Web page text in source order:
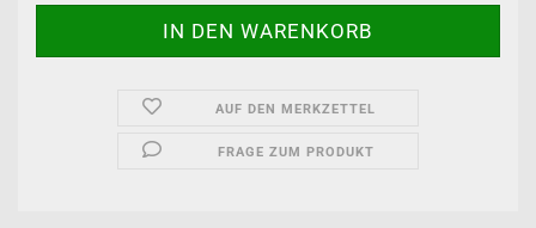
AUF DEN MERKZETTEL
FRAGE ZUM PRODUKT